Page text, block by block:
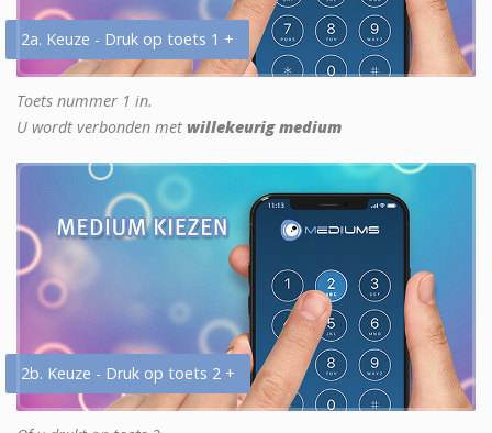
2a. Keuze - Druk op toets 1 +
Toets nummer 1 in.
U wordt verbonden met willekeurig medium
2b. Keuze - Druk op toets 2 +